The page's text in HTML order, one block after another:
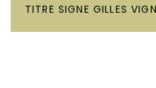
TITRE SIGNE GILLES